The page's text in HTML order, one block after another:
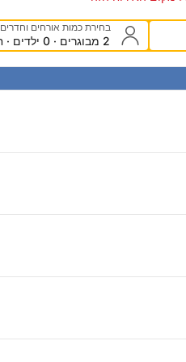
בחירת כמות אורחים וחדרים
2 מבוגרים · 0 ילדים · חדר אחד